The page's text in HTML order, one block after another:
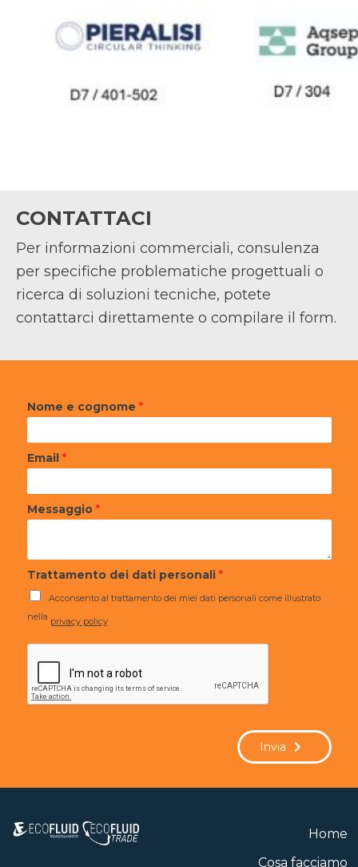
CONTATTACI
Per informazioni commerciali, consulenza
per specifiche problematiche progettuali o
ricerca di soluzioni tecniche, potete
contattarci direttamente o compilare il form.
Nome e cognome *
Email *
Messaggio *
Trattamento dei dati personali *
Acconsento al trattamento dei miei dati personali come illustrato
nella privacy policy
Invia
Home
Cosa facciamo